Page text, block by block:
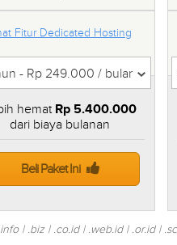
Fitur Dedicated Hosting
hemat Rp 5.400.000
dari biaya bulanan
Beli Paket Ini
| .biz | .co.id | .web.id | .or.id |